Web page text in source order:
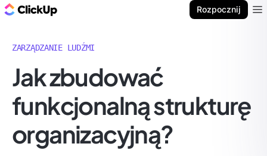
Rozpocznij
ZARZĄDZANIE LUDŹMI
Jak zbudować
funkcjonalną strukturę
organizacyjną?